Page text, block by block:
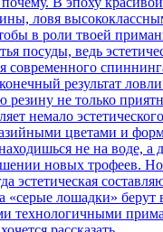
ловя
в роли твоей
посуды, ведь
современного
результат
не только
немало
цветами и
не на воде, а
новых трофеев.
эстетическая
«серые лошадки» берут
технологичными